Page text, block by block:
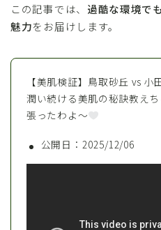
この記事では、 過酷な環境で
魅力をお届けします。
【美肌検証】鳥取砂丘 vs 小
潤い続ける美肌の秘訣教え
張ったわよ〜
公開日：2025/12/06